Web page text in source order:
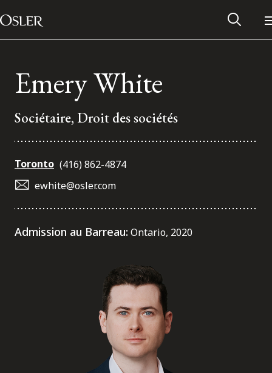
Passer au contenu
Main Navigation
Réseau des anciens d’Osler
S’abonner aux articles Osler
Emery White
Sociétaire, Droit des sociétés
Toronto (416) 862-4874
ewhite@osler.com
Admission au Barreau: Ontario, 2020